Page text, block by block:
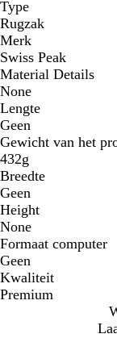
Type
Rugzak
Merk
Swiss Peak
Material Details
None
Lengte
Geen
Gewicht van het
432g
Breedte
Geen
Height
None
Formaat computer
Geen
Kwaliteit
Premium